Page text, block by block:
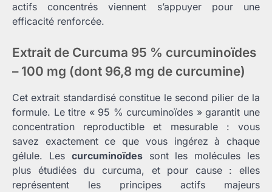
actifs concentrés viennent s’appuyer pour une
efficacité renforcée.
Extrait de Curcuma 95 % curcuminoïdes
– 100 mg (dont 96,8 mg de curcumine)
Cet extrait standardisé constitue le second pilier de la
formule. Le titre « 95 % curcuminoïdes » garantit une
concentration reproductible et mesurable : vous
savez exactement ce que vous ingérez à chaque
gélule. Les curcuminoïdessont les molécules les
plus étudiées du curcuma, et pour cause : elles
représentent les principes actifs majeurs